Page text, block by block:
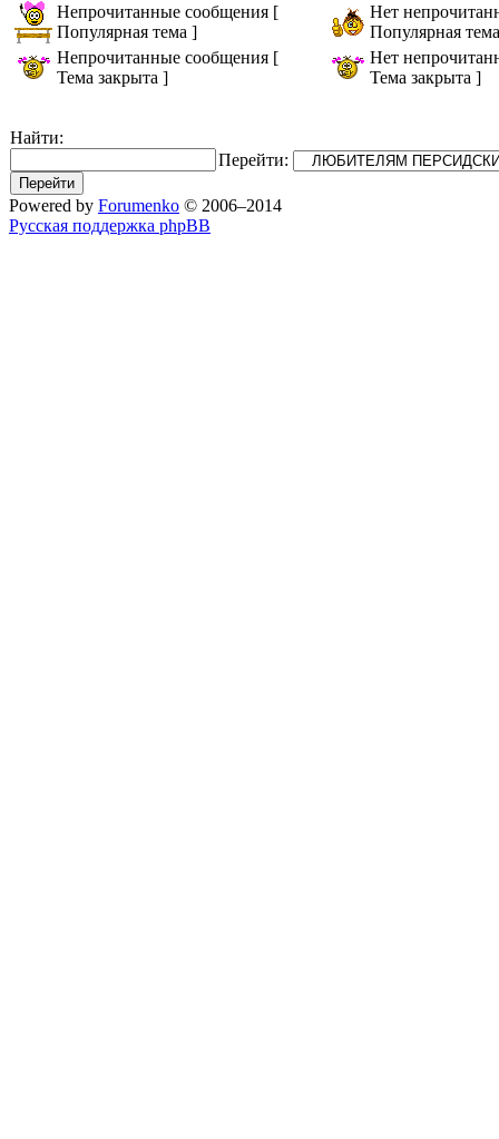
Непрочитанные сообщения [
Популярная тема ]
Нет
Популярная
Непрочитанные сообщения [
Тема закрыта ]
Нет
Тема закрыта ]
Найти:
Перейти:
Powered by Forumenko © 2006–2014
Русская поддержка phpBB